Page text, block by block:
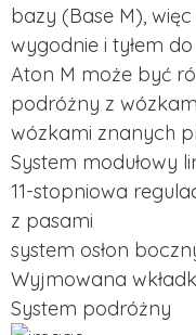
bazy (Base M),
wygodnie i tyłem
Aton M może być
podróżny z
wózkami znanych
System modułowy
11-stopniowa
z pasami
system osłon
Wyjmowana
System podróżny